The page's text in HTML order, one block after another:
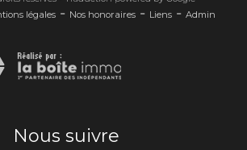
légales - Nos honoraires - Liens - Admin
Nous suivre